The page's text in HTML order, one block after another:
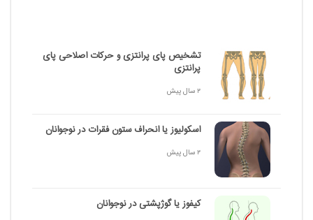
تشخیص پای پرانتزی و حرکات اصلاحی پای
پرانتزی
2 سال پیش
اسکولیوز یا انحراف ستون فقرات در نوجوانان
2 سال پیش
کیفوز یا گوژپشتی در نوجوانان